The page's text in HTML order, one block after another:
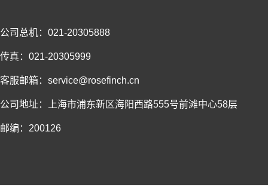
公司总机：021-20305888
传真：021-20305999
客服邮箱：service@rosefinch.cn
公司地址：上海市浦东新区海阳西路555号前滩中心58层
邮编：200126